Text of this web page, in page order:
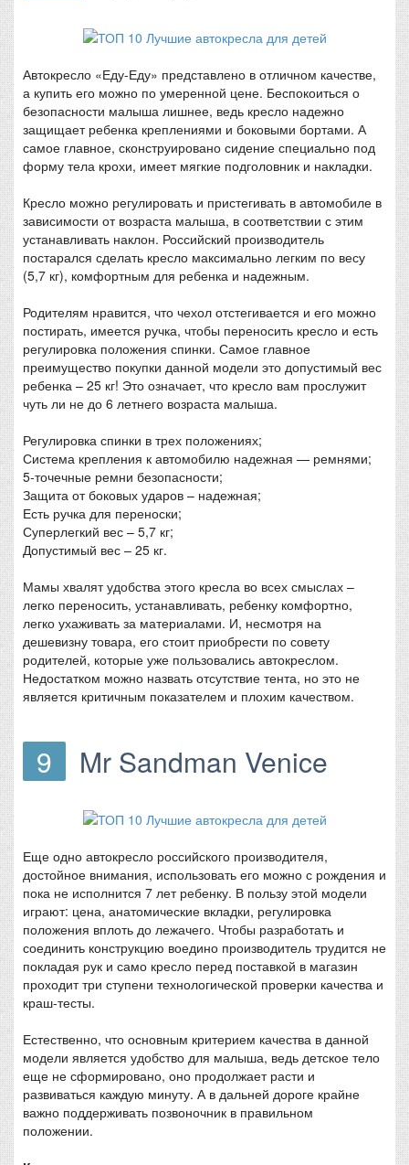
Автокресло «Еду-Еду» представлено в отличном качестве,
а купить его можно по умеренной цене. Беспокоиться о
безопасности малыша лишнее, ведь кресло надежно
защищает ребенка креплениями и боковыми бортами. А
самое главное, сконструировано сидение специально под
форму тела крохи, имеет мягкие подголовник и накладки.
Кресло можно регулировать и пристегивать в автомобиле в
зависимости от возраста малыша, в соответствии с этим
устанавливать наклон. Российский производитель
постарался сделать кресло максимально легким по весу
(5,7 кг), комфортным для ребенка и надежным.
Родителям нравится, что чехол отстегивается и его можно
постирать, имеется ручка, чтобы переносить кресло и есть
регулировка положения спинки. Самое главное
преимущество покупки данной модели это допустимый вес
ребенка – 25 кг! Это означает, что кресло вам прослужит
чуть ли не до 6 летнего возраста малыша.
Регулировка спинки в трех положениях;
Система крепления к автомобилю надежная — ремнями;
5-точечные ремни безопасности;
Защита от боковых ударов – надежная;
Есть ручка для переноски;
Суперлегкий вес – 5,7 кг;
Допустимый вес – 25 кг.
Мамы хвалят удобства этого кресла во всех смыслах –
легко переносить, устанавливать, ребенку комфортно,
легко ухаживать за материалами. И, несмотря на
дешевизну товара, его стоит приобрести по совету
родителей, которые уже пользовались автокреслом.
Недостатком можно назвать отсутствие тента, но это не
является критичным показателем и плохим качеством.
9 Mr Sandman Venice
Еще одно автокресло российского производителя,
достойное внимания, использовать его можно с рождения и
пока не исполнится 7 лет ребенку. В пользу этой модели
играют: цена, анатомические вкладки, регулировка
положения вплоть до лежачего. Чтобы разработать и
соединить конструкцию воедино производитель трудится не
покладая рук и само кресло перед поставкой в магазин
проходит три ступени технологической проверки качества и
краш-тесты.
Естественно, что основным критерием качества в данной
модели является удобство для малыша, ведь детское тело
еще не сформировано, оно продолжает расти и
развиваться каждую минуту. А в дальней дороге крайне
важно поддерживать позвоночник в правильном
положении.